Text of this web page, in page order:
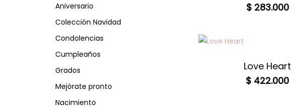
Aniversario
Colección Navidad
Condolencias
Cumpleaños
Grados
Mejórate pronto
Nacimiento
$283.000
Love Heart
$ 422.000